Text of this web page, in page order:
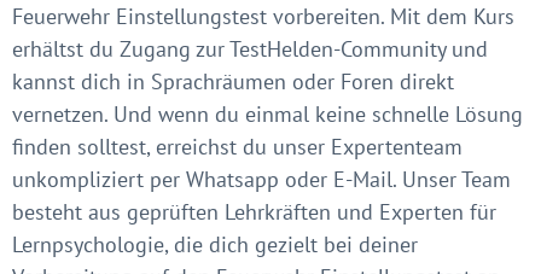
Feuerwehr Einstellungstest vorbereiten. Mit dem Kurs
erhältst du Zugang zur TestHelden-Community und
kannst dich in Sprachräumen oder Foren direkt
vernetzen. Und wenn du einmal keine schnelle Lösung
finden solltest, erreichst du unser Expertenteam
unkompliziert per Whatsapp oder E-Mail. Unser Team
besteht aus geprüften Lehrkräften und Experten für
Lernpsychologie, die dich gezielt bei deiner